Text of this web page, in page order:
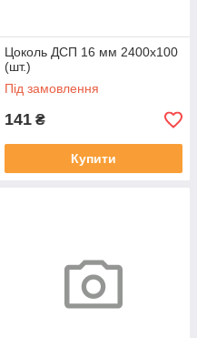
Цоколь ДСП 16 мм 2400х100
(шт.)
Під замовлення
141 ₴
Купити